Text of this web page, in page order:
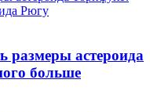
Рюгу
размеры астероида
больше